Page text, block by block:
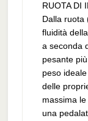
RUOTA DI
Dalla ruota
fluidità
a seconda
pesante
peso
delle
massima
una